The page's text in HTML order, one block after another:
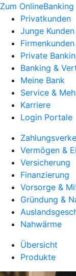
Zum OnlineBanking
Privatkunden
Junge Kunden
Firmenkunden
Private
Banking &
Meine Bank
Service &
Karriere
Login Portale
Vermögen &
Versicherung
Finanzierung
Vorsorge &
Gründung &
Nahwärme
Übersicht
Produkte